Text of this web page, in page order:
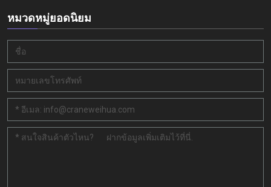
หมวดหมู่ยอดนิยม